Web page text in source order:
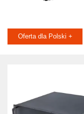
Oferta dla Polski +